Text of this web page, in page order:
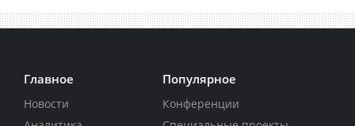
Главное
Новости
Популярное
Конференции